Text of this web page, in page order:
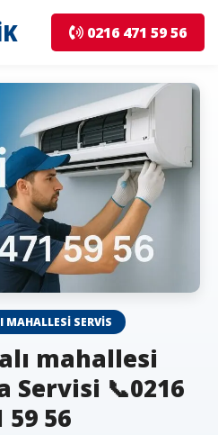
0216 471 59 56
MAHALLESI SERVIS
mahallesi
📞0216
59 56